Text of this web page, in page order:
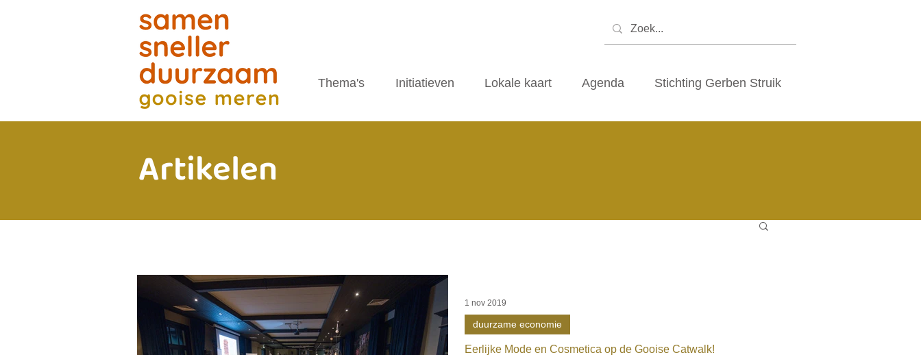
Thema's Initiatieven Lokale kaart Agenda Stichting Gerben Struik
Artikelen
Eerlijke Mode en Cosmetica op de Gooise Catwalk!
duurzame economie
1 nov 2019